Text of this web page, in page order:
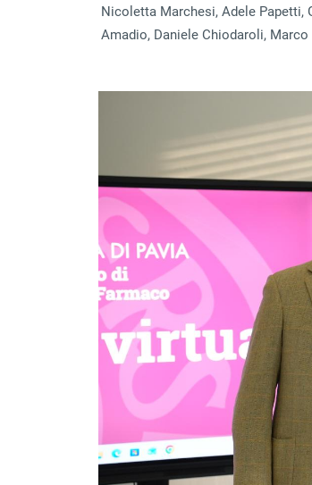
Nicoletta Marchesi, Adele Papetti,
Amadio, Daniele Chiodaroli,